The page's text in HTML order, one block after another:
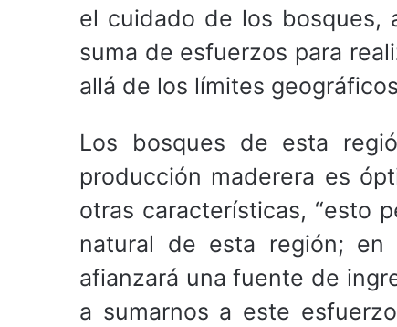
el cuidado de los bosques,
suma de esfuerzos para
allá de los límites
Los bosques de esta
producción maderera es
otras características, “esto
natural de esta región; en
afianzará una fuente de
a sumarnos a este